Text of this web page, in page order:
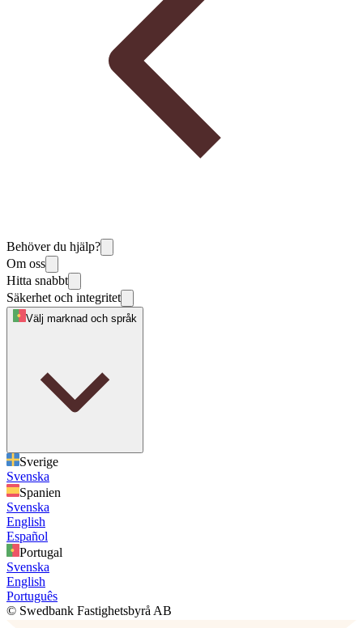
Behöver du hjälp?
Om oss
Hitta snabbt
Säkerhet och integritet
Välj marknad och språk
Sverige
Svenska
Spanien
Svenska
English
Español
Portugal
Svenska
English
Português
© Swedbank Fastighetsbyrå AB